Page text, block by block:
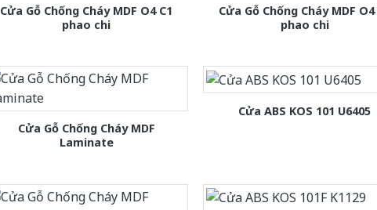
Cửa Gỗ Chống Cháy MDF O4 C1
phao chi
Cửa Gỗ Chống Cháy MDF O4
phao chi
Cửa Gỗ Chống Cháy MDF
Laminate
Cửa ABS KOS 101 U6405